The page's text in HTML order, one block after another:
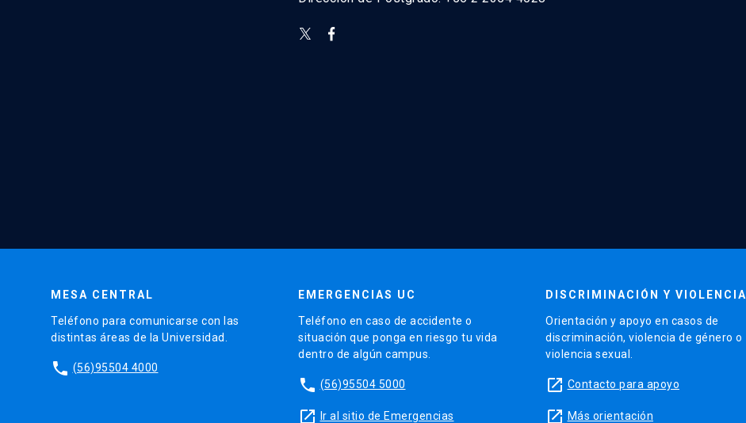
MESA CENTRAL
Teléfono para comunicarse con las
distintas áreas de la Universidad.
phone (56)95504 4000
EMERGENCIAS UC
Teléfono en caso de accidente o
situación que ponga en riesgo tu vida
dentro de algún campus.
phone (56)95504 5000
launch Ir al sitio de Emergencias
DISCRIMINACIÓN Y VIOLENCIA
Orientación y apoyo en casos de
discriminación, violencia de género o
violencia sexual.
launch Contacto para apoyo
launch Más orientación